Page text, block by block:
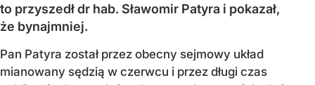
to przyszedł dr hab. Sławomir Patyra i pokazał,
że bynajmniej.
Pan Patyra został przez obecny sejmowy układ
mianowany sędzią w czerwcu i przez długi czas